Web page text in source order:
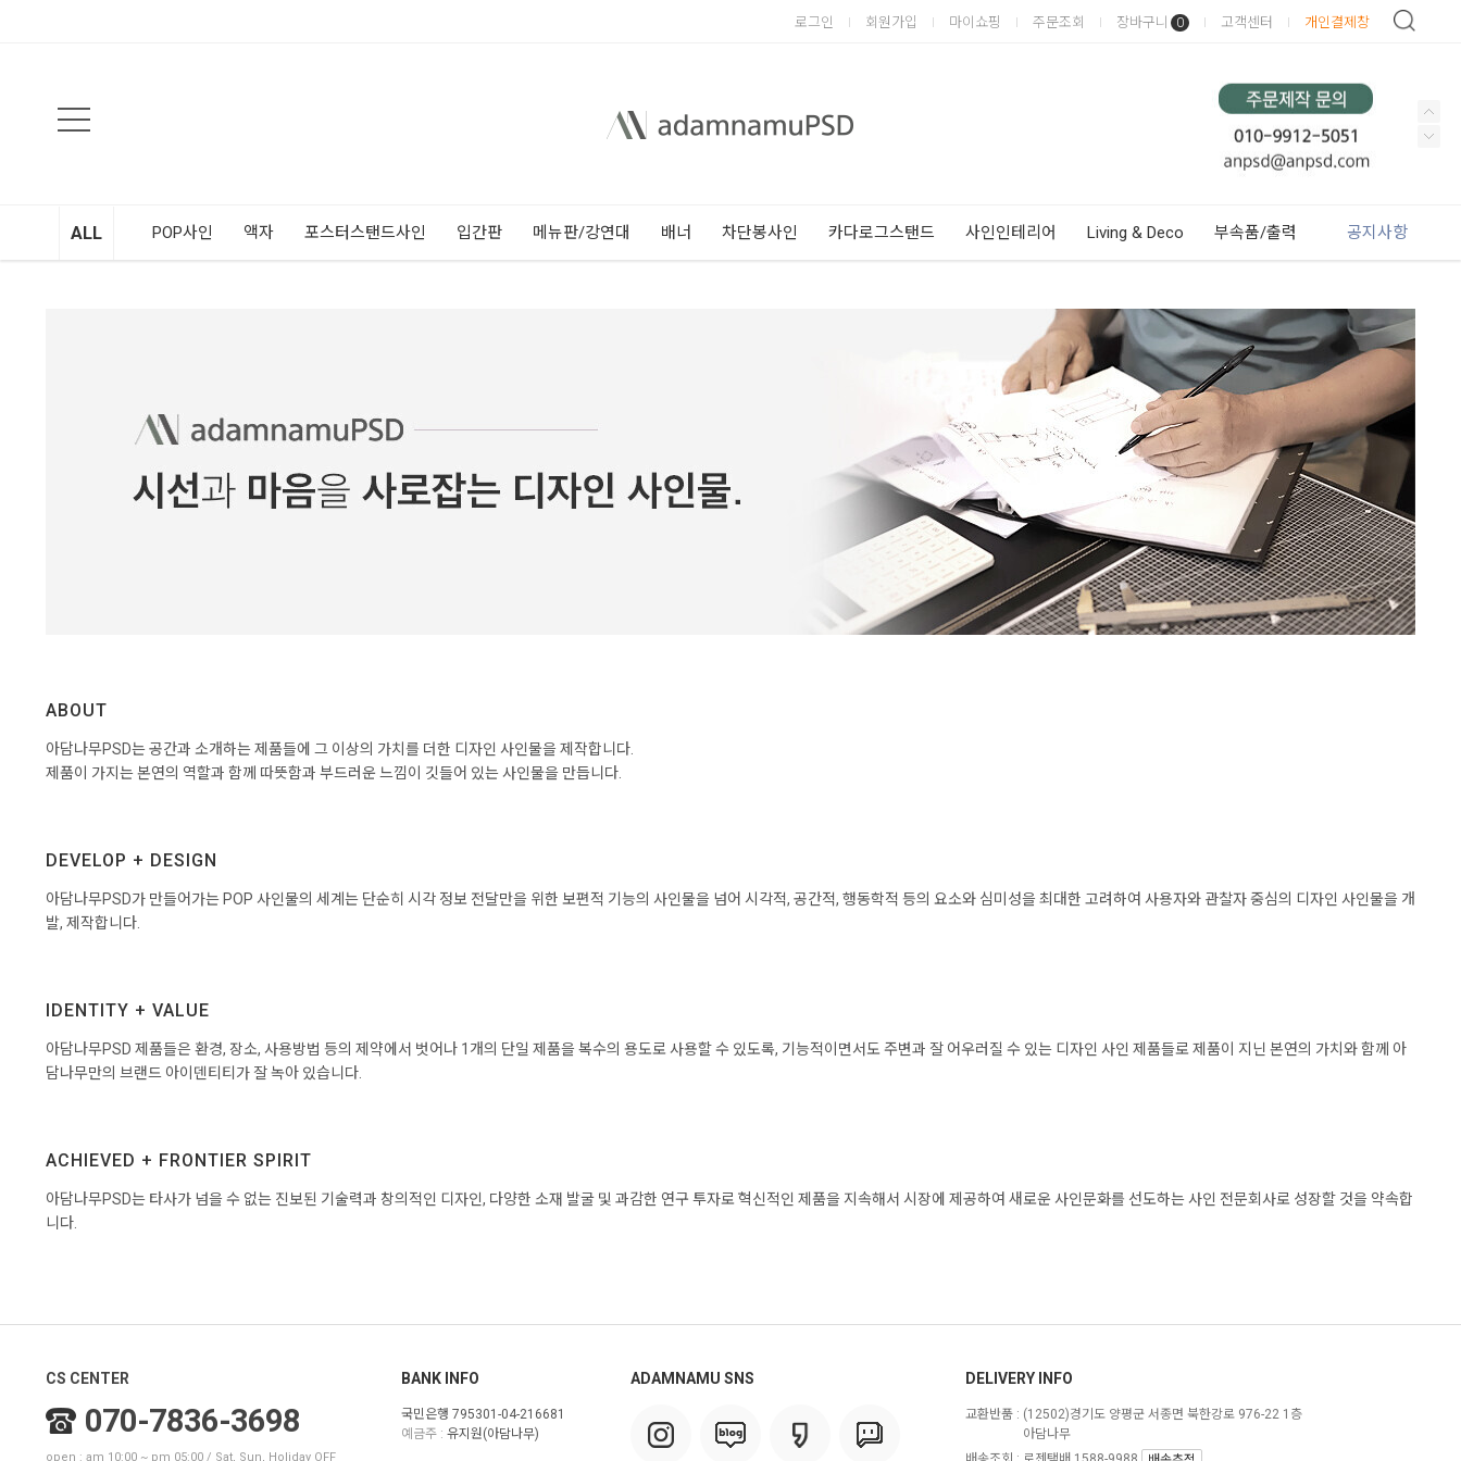
로그인 회원가입 마이쇼핑 주문조회 장바구니 0 고객센터 개인결제창
ALL POP사인 액자 포스터스탠드사인 입간판 메뉴판/강연대 배너 차단봉사인 카다로그스탠드 사인인테리어 Living & Deco 부속품/출력 공지사항
ABOUT
아담나무PSD는 공간과 소개하는 제품들에 그 이상의 가치를 더한 디자인 사인물을 제작합니다.
제품이 가지는 본연의 역할과 함께 따뜻함과 부드러운 느낌이 깃들어 있는 사인물을 만듭니다.
DEVELOP + DESIGN
아담나무PSD가 만들어가는 POP 사인물의 세계는 단순히 시각 정보 전달만을 위한 보편적 기능의 사인물을 넘어 시각적, 공간적, 행동학적 등의 요소와 심미성을 최대한 고려하여 사용자와 관찰자 중심의 디자인 사인물을 개
발, 제작합니다.
IDENTITY + VALUE
아담나무PSD 제품들은 환경, 장소, 사용방법 등의 제약에서 벗어나 1개의 단일 제품을 복수의 용도로 사용할 수 있도록, 기능적이면서도 주변과 잘 어우러질 수 있는 디자인 사인 제품들로 제품이 지닌 본연의 가치와 함께 아
담나무만의 브랜드 아이덴티티가 잘 녹아 있습니다.
ACHIEVED + FRONTIER SPIRIT
아담나무PSD는 타사가 넘을 수 없는 진보된 기술력과 창의적인 디자인, 다양한 소재 발굴 및 과감한 연구 투자로 혁신적인 제품을 지속해서 시장에 제공하여 새로운 사인문화를 선도하는 사인 전문회사로 성장할 것을 약속합
니다.
CS CENTER
070-7836-3698
open : am 10:00 ~ pm 05:00 / Sat, Sun, Holiday OFF
BANK INFO
국민은행 795301-04-216681
예금주 : 유지원(아담나무)
ADAMNAMU SNS DELIVERY INFO
교환반품 : (12502)경기도 양평군 서종면 북한강로 976-22 1층
아담나무